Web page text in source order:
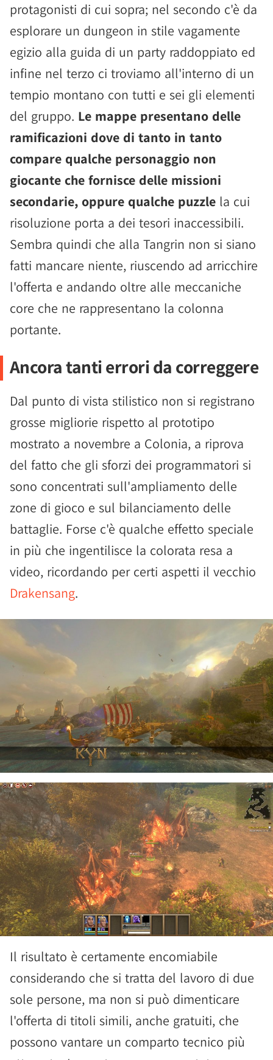
protagonisti di cui sopra; nel secondo c'è da
esplorare un dungeon in stile vagamente
egizio alla guida di un party raddoppiato ed
infine nel terzo ci troviamo all'interno di un
tempio montano con tutti e sei gli elementi
del gruppo. Le mappe presentano delle
ramificazioni dove di tanto in tanto
compare qualche personaggio non
giocante che fornisce delle missioni
secondarie, oppure qualche puzzle la cui
risoluzione porta a dei tesori inaccessibili.
Sembra quindi che alla Tangrin non si siano
fatti mancare niente, riuscendo ad arricchire
l'offerta e andando oltre alle meccaniche
core che ne rappresentano la colonna
portante.
Ancora tanti errori da correggere
Dal punto di vista stilistico non si registrano
grosse migliorie rispetto al prototipo
mostrato a novembre a Colonia, a riprova
del fatto che gli sforzi dei programmatori si
sono concentrati sull'ampliamento delle
zone di gioco e sul bilanciamento delle
battaglie. Forse c'è qualche effetto speciale
in più che ingentilisce la colorata resa a
video, ricordando per certi aspetti il vecchio
Drakensang.
Il risultato è certamente encomiabile
considerando che si tratta del lavoro di due
sole persone, ma non si può dimenticare
l'offerta di titoli simili, anche gratuiti, che
possono vantare un comparto tecnico più